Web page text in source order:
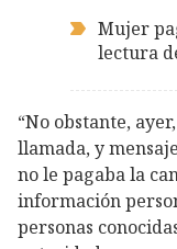
Mujer
lectura
“No obstante,
llamada, y
no le pagaba la
información
personas